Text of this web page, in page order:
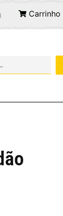
Carrinho